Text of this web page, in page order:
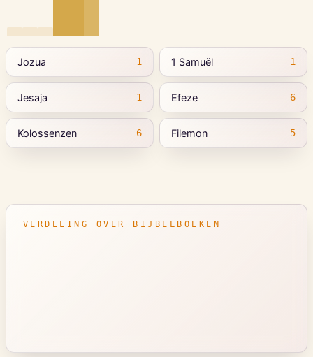
Jozua 1 1 Samuël 1
Jesaja 1 Efeze 6
Kolossenzen 6 Filemon 5
VERDELING OVER BIJBELBOEKEN